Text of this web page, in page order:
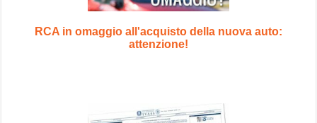
RCA in omaggio all'acquisto della nuova auto:
attenzione!